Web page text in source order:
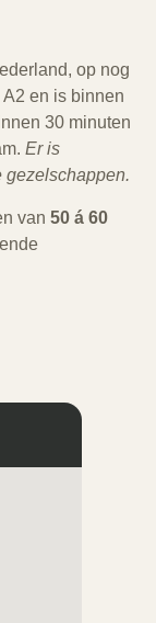
op nog
en is binnen
30 minuten
Er is
gezelschappen.
van 50 á 60